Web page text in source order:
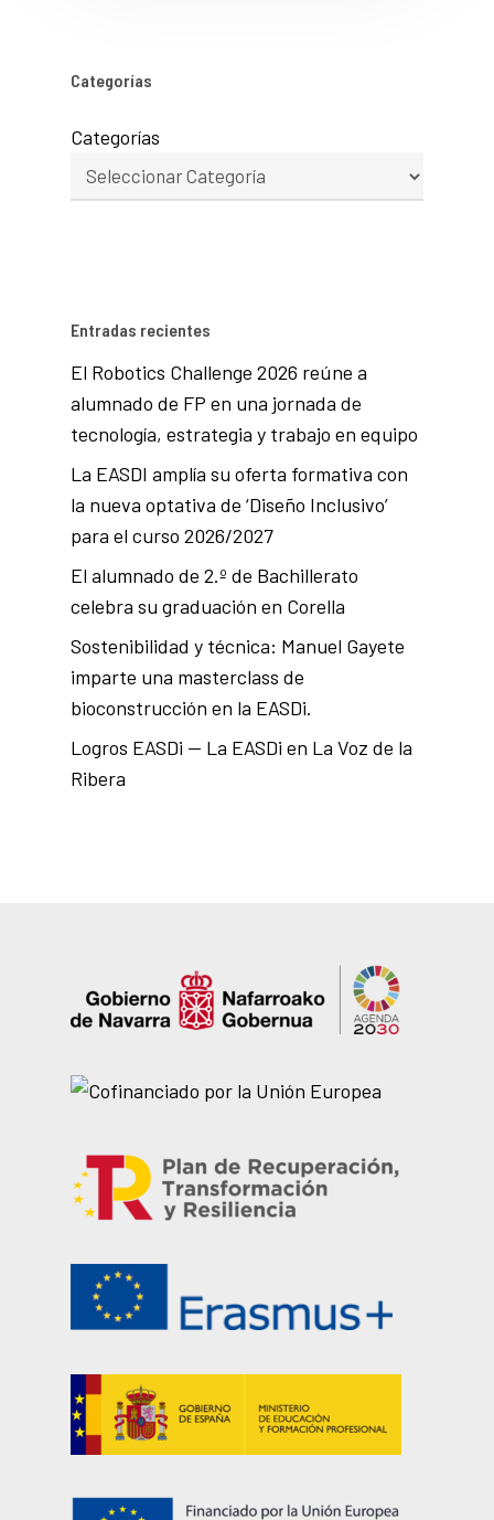
Categorías
Categorías
Entradas recientes
El Robotics Challenge 2026 reúne a
alumnado de FP en una jornada de
tecnología, estrategia y trabajo en equipo
La EASDI amplía su oferta formativa con
la nueva optativa de ‘Diseño Inclusivo’
para el curso 2026/2027
El alumnado de 2.º de Bachillerato
celebra su graduación en Corella
Sostenibilidad y técnica: Manuel Gayete
imparte una masterclass de
bioconstrucción en la EASDi.
Logros EASDi — La EASDi en La Voz de la
Ribera